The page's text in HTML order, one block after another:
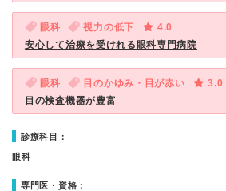
眼科 視力の低下
4.0
安心して治療を受けれる眼科専門病院
眼科 目のかゆみ・目が赤い
3.0
目の検査機器が豊富
診療科目：
眼科
専門医・資格：